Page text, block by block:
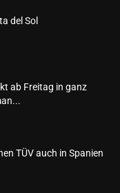
del Sol
ab Freitag in ganz
TÜV auch in Spanien